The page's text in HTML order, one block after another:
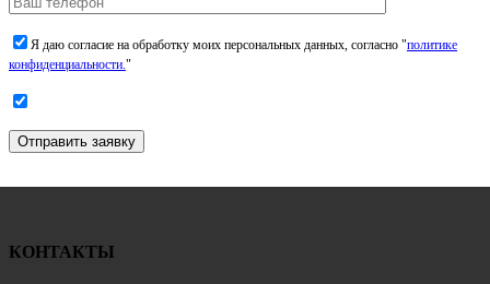
Я даю согласие на обработку моих персональных данных, согласно "политике
конфиденциальности."
Отправить заявку
КОНТАКТЫ